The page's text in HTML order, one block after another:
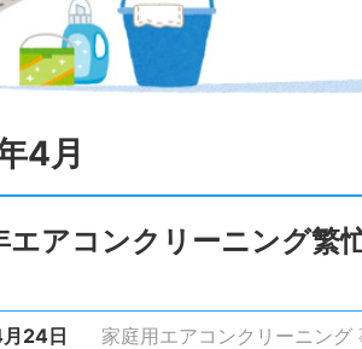
4月
アコンクリーニング繁
24日 家庭用エアコンクリーニング